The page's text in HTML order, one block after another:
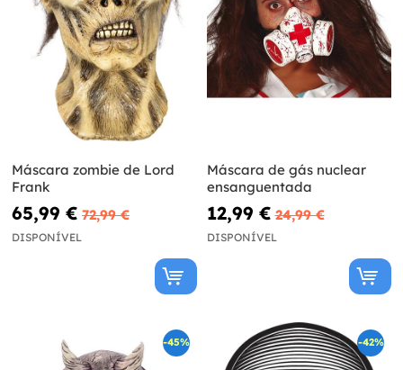
Máscara zombie de Lord
Frank
65,99 € 72,99 €
DISPONÍVEL
Máscara de gás nuclear
ensanguentada
12,99 € 24,99 €
DISPONÍVEL
-45% -42%